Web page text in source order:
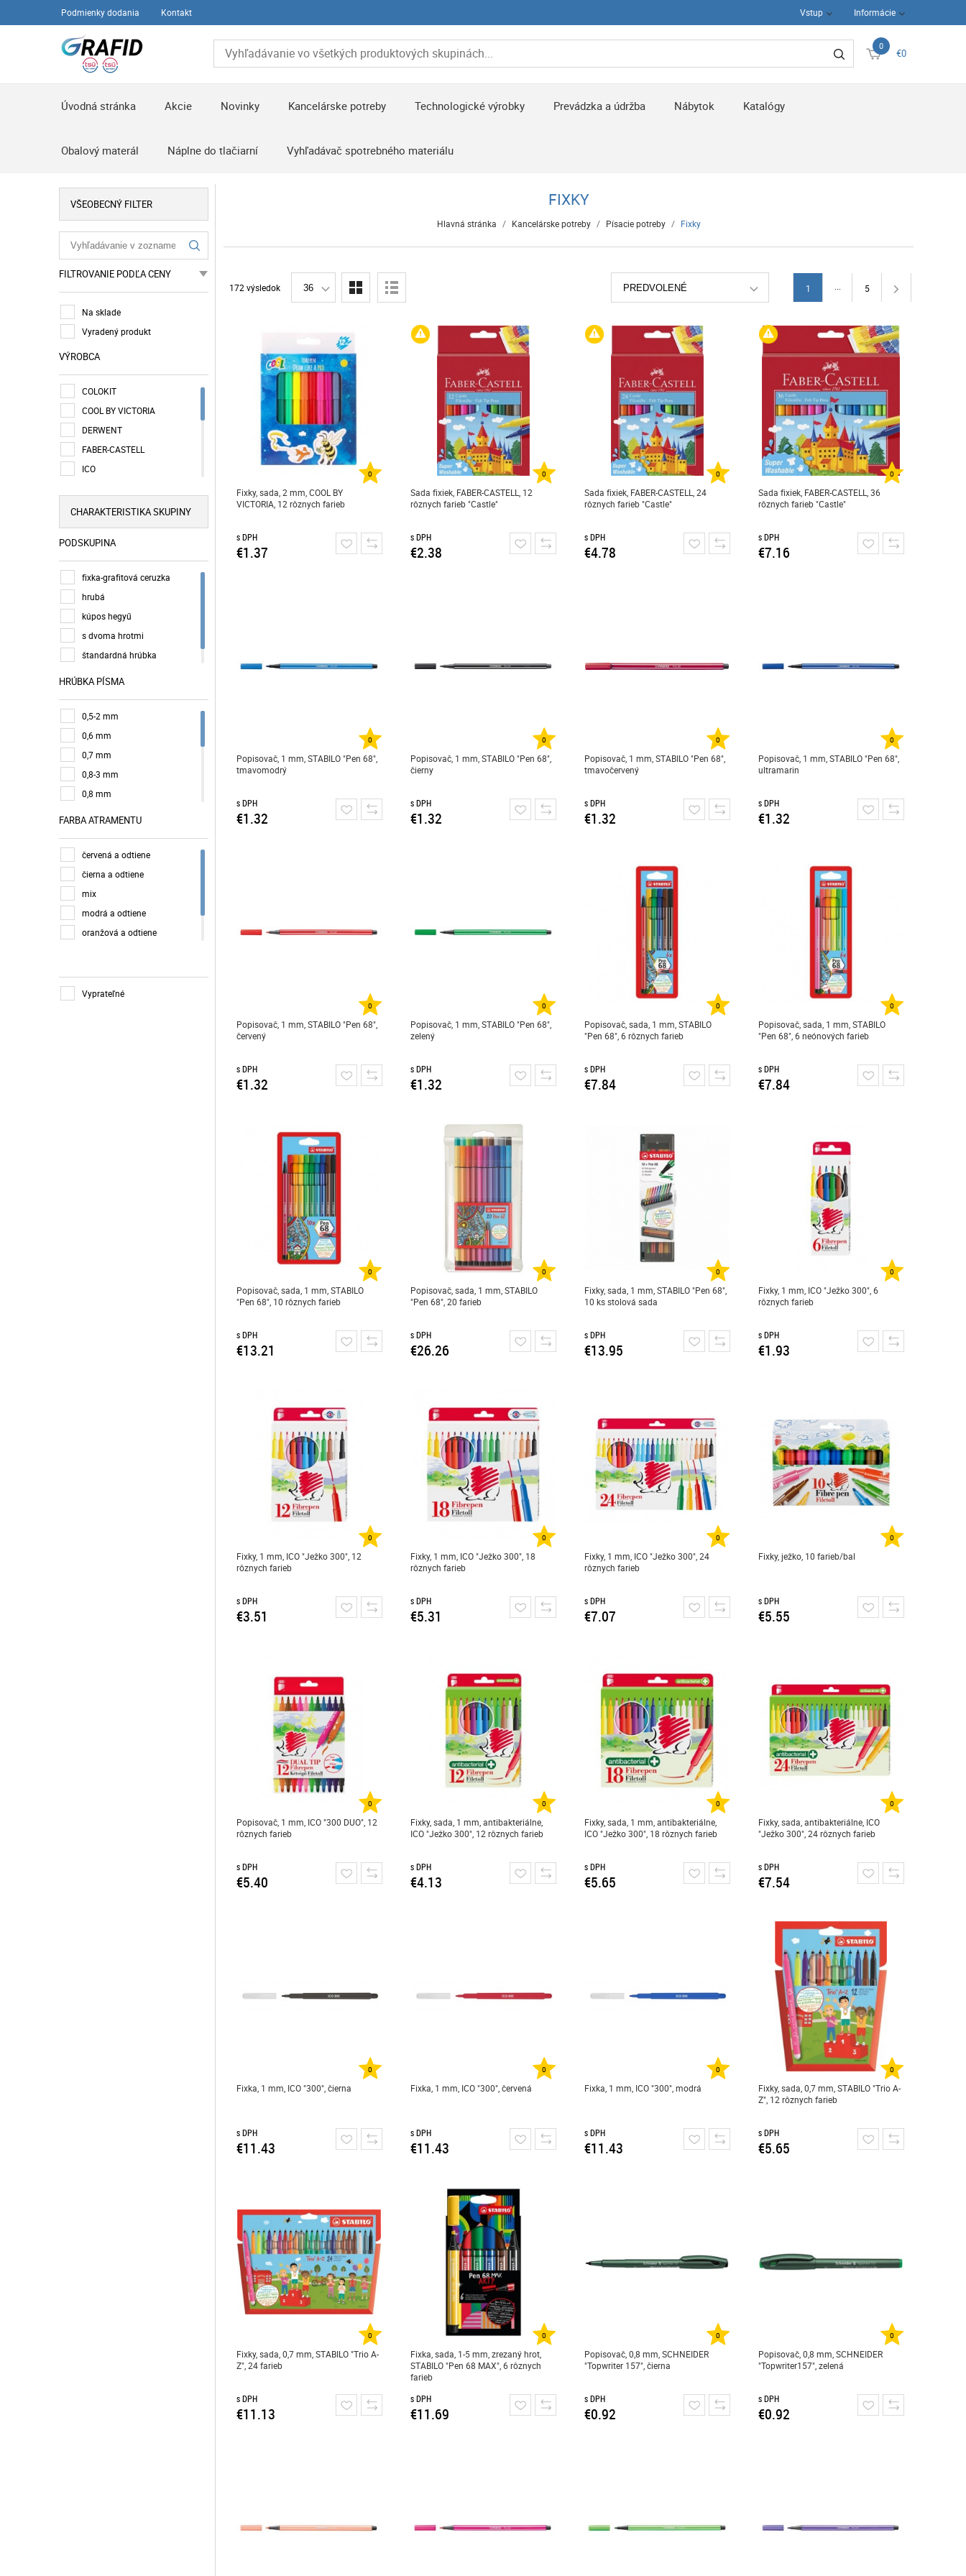
Podmienky dodania Kontakt Vstup Informácie
0
€0
Úvodná stránka Akcie Novinky Kancelárske potreby Technologické výrobky Prevádzka a údržba Nábytok Katalógy
Obalový materál Náplne do tlačiarní Vyhľadávač spotrebného materiálu
VŠEOBECNÝ FILTER
FILTROVANIE PODĽA CENY
Na sklade
Vyradený produkt
VÝROBCA
COLOKIT
COOL BY VICTORIA
DERWENT
FABER-CASTELL
ICO
LEGO
PILOT
SCHNEIDER
STABILO
WEDO
CHARAKTERISTIKA SKUPINY
PODSKUPINA
fixka-grafitová ceruzka
hrubá
kúpos hegyű
s dvoma hrotmi
štandardná hrúbka
vágott hegyű
HRÚBKA PÍSMA
0,5-2 mm
0,6 mm
0,7 mm
0,8-3 mm
0,8 mm
1,5-2 mm
1 mm
2-3 mm
2,5 mm
2 mm
FARBA ATRAMENTU
červená a odtiene
čierna a odtiene
mix
modrá a odtiene
oranžová a odtiene
Vyprateľné
FIXKY
Hlavná stránka / Kancelárske potreby / Písacie potreby / Fixky
172 výsledok 36 PREDVOLENÉ 1 5
0
Fixky, sada, 2 mm, COOL BY
VICTORIA, 12 rôznych farieb
s DPH
€1.37
0
Sada fixiek, FABER-CASTELL, 12
rôznych farieb "Castle"
s DPH
€2.38
0
Sada fixiek, FABER-CASTELL, 24
rôznych farieb "Castle"
s DPH
€4.78
0
Sada fixiek, FABER-CASTELL, 36
rôznych farieb "Castle"
s DPH
€7.16
0
Popisovač, 1 mm, STABILO "Pen 68",
tmavomodrý
s DPH
€1.32
0
Popisovač, 1 mm, STABILO "Pen 68",
čierny
s DPH
€1.32
0
Popisovač, 1 mm, STABILO "Pen 68",
tmavočervený
s DPH
€1.32
0
Popisovač, 1 mm, STABILO "Pen 68",
ultramarin
s DPH
€1.32
0
Popisovač, 1 mm, STABILO "Pen 68",
červený
s DPH
€1.32
0
Popisovač, 1 mm, STABILO "Pen 68",
zelený
s DPH
€1.32
0
Popisovač, sada, 1 mm, STABILO
"Pen 68", 6 rôznych farieb
s DPH
€7.84
0
Popisovač, sada, 1 mm, STABILO
"Pen 68", 6 neónových farieb
s DPH
€7.84
0
Popisovač, sada, 1 mm, STABILO
"Pen 68", 10 rôznych farieb
s DPH
€13.21
0
Popisovač, sada, 1 mm, STABILO
"Pen 68", 20 farieb
s DPH
€26.26
0
Fixky, sada, 1 mm, STABILO "Pen 68",
10 ks stolová sada
s DPH
€13.95
0
Fixky, 1 mm, ICO "Ježko 300", 6
rôznych farieb
s DPH
€1.93
0
Fixky, 1 mm, ICO "Ježko 300", 12
rôznych farieb
s DPH
€3.51
0
Fixky, 1 mm, ICO "Ježko 300", 18
rôznych farieb
s DPH
€5.31
0
Fixky, 1 mm, ICO "Ježko 300", 24
rôznych farieb
s DPH
€7.07
0
Fixky, ježko, 10 farieb/bal
s DPH
€5.55
0
Popisovač, 1 mm, ICO "300 DUO", 12
rôznych farieb
s DPH
€5.40
0
Fixky, sada, 1 mm, antibakteriálne,
ICO "Ježko 300", 12 rôznych farieb
s DPH
€4.13
0
Fixky, sada, 1 mm, antibakteriálne,
ICO "Ježko 300", 18 rôznych farieb
s DPH
€5.65
0
Fixky, sada, antibakteriálne, ICO
"Ježko 300", 24 rôznych farieb
s DPH
€7.54
0
Fixka, 1 mm, ICO "300", čierna
s DPH
€11.43
0
Fixka, 1 mm, ICO "300", červená
s DPH
€11.43
0
Fixka, 1 mm, ICO "300", modrá
s DPH
€11.43
0
Fixky, sada, 0,7 mm, STABILO "Trio A-
Z", 12 rôznych farieb
s DPH
€5.65
0
Fixky, sada, 0,7 mm, STABILO "Trio A-
Z", 24 farieb
s DPH
€11.13
0
Fixka, sada, 1-5 mm, zrezaný hrot,
STABILO "Pen 68 MAX", 6 rôznych
farieb
s DPH
€11.69
0
Popisovač, 0,8 mm, SCHNEIDER
"Topwriter 157", čierna
s DPH
€0.92
0
Popisovač, 0,8 mm, SCHNEIDER
"Topwriter157", zelená
s DPH
€0.92